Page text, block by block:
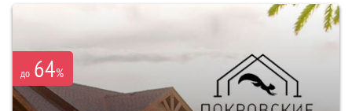
до 64%